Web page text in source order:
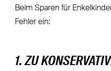
Beim Sparen für
Fehler ein:
1. ZU